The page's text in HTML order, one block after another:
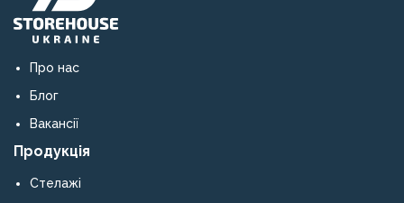
Про нас
Блог
Вакансії
Продукція
Стелажі